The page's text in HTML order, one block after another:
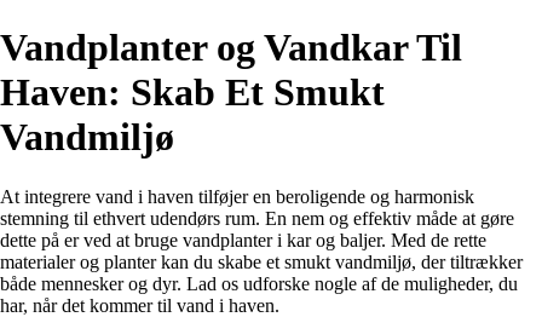
Vandplanter og Vandkar Til
Haven: Skab Et Smukt
Vandmiljø
At integrere vand i haven tilføjer en beroligende og harmonisk
stemning til ethvert udendørs rum. En nem og effektiv måde at gøre
dette på er ved at bruge vandplanter i kar og baljer. Med de rette
materialer og planter kan du skabe et smukt vandmiljø, der tiltrækker
både mennesker og dyr. Lad os udforske nogle af de muligheder, du
har, når det kommer til vand i haven.